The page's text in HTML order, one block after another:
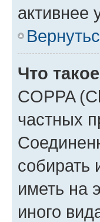
активнее
Что
COPPA
частных
иметь на
иного